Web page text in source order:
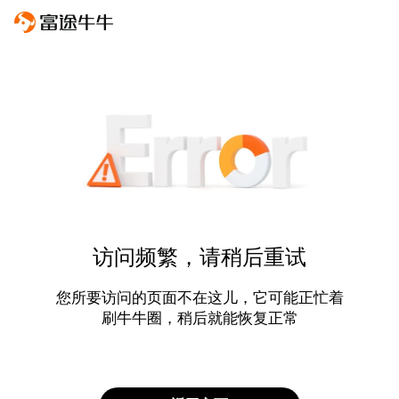
访问频繁，请稍后重试
您所要访问的页面不在这儿，它可能正忙着
刷牛牛圈，稍后就能恢复正常